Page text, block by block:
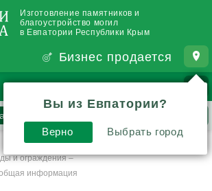
Изготовление памятников и
благоустройство могил
в Евпатории Республики Крым
Бизнес продается
ПОИСК
и ограждения–
информация
Вы из Евпатории?
Верно Выбрать город